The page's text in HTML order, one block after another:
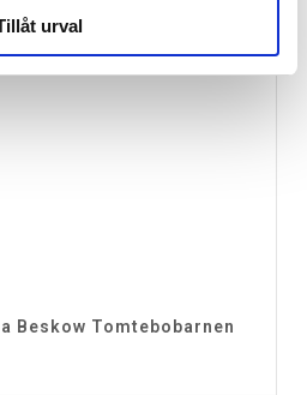
urval
Beskow Tomtebobarnen